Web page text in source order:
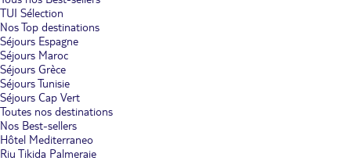
TUI Sélection
Nos Top destinations
Séjours Espagne
Séjours Maroc
Séjours Grèce
Séjours Tunisie
Séjours Cap Vert
Toutes nos destinations
Nos Best-sellers
Hôtel Mediterraneo
Riu Tikida Palmeraie